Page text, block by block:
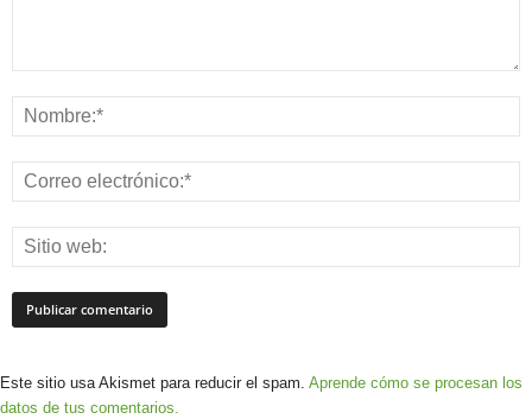
Este sitio usa Akismet para reducir el spam. Aprende cómo se procesan los
datos de tus comentarios.